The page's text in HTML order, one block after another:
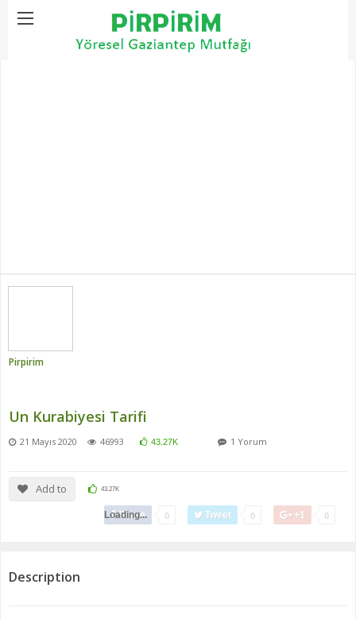
Home Önemli Gün Tarifleri Un Kurabiyesi Tarifi
Pirpirim
Un Kurabiyesi Tarifi
21 Mayıs 2020 46993 43.27K 1 Yorum
Add to 43.27K
Share 0 Tweet 0 +1 0
Loading...
Description